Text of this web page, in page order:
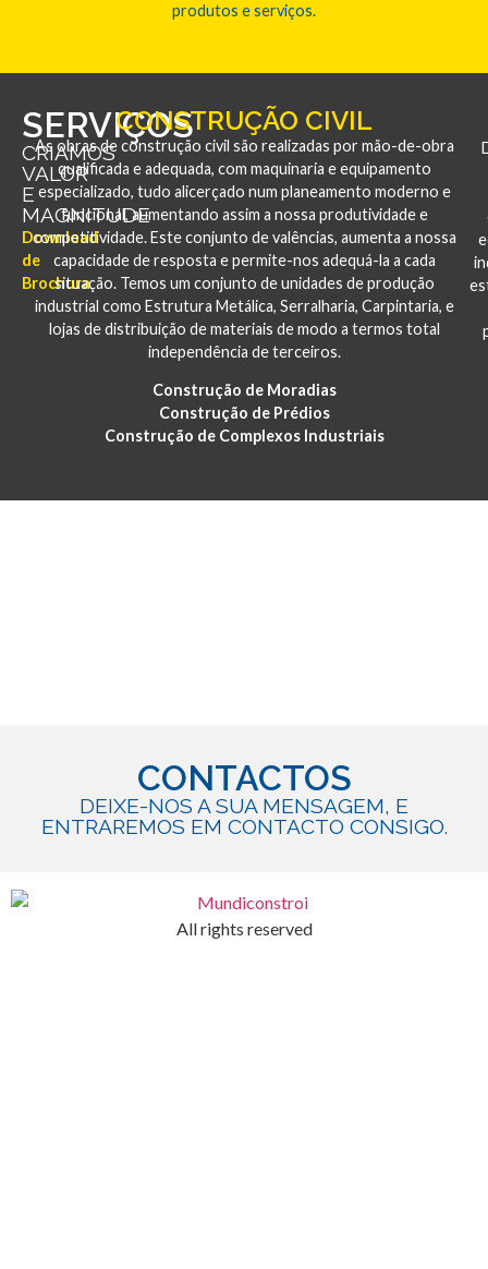
produtos e serviços.
SERVIÇOS
CRIAMOS
VALOR
E
MAGNITUDE
Download
de
Brochura
CONSTRUÇÃO CIVIL
As obras de construção civil são realizadas por mão-de-obra
qualificada e adequada, com maquinaria e equipamento
especializado, tudo alicerçado num planeamento moderno e
funcional, aumentando assim a nossa produtividade e
competitividade. Este conjunto de valências, aumenta a nossa
capacidade de resposta e permite-nos adequá-la a cada
situação. Temos um conjunto de unidades de produção
industrial como Estrutura Metálica, Serralharia, Carpintaria, e
lojas de distribuição de materiais de modo a termos total
independência de terceiros.
Construção de Moradias
Construção de Prédios
Construção de Complexos Industriais
CONTACTOS
DEIXE-NOS A SUA MENSAGEM, E
ENTRAREMOS EM CONTACTO CONSIGO.
All rights reserved